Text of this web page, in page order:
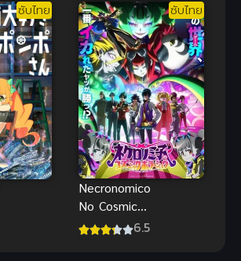
ซับไทย ซับไทย
Necronomico
No Cosmic
Horror Show
6.5